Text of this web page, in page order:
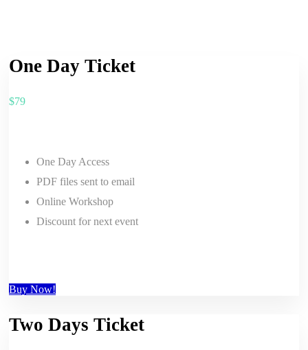
One Day Ticket
$79
One Day Access
PDF files sent to email
Online Workshop
Discount for next event
Buy Now!
Two Days Ticket